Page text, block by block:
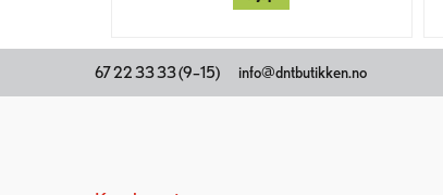
67 22 33 33 (9–15) info@dntbutikken.no